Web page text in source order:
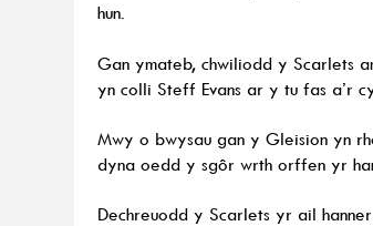
hun.
Gan ymateb, chwiliodd y Scarlets
yn colli Steff Evans ar y tu fas a’r
Mwy o bwysau gan y Gleision yn
dyna oedd y sgôr wrth orffen yr
Dechreuodd y Scarlets yr ail